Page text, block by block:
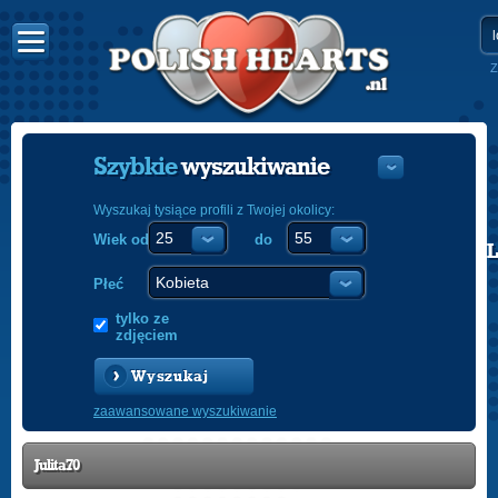
POLISH
Szybkiewyszukiwanie
Wyszukaj tysiące profili z Twojej okolicy:
Wiek od do
Płeć
tylko ze
zdjęciem
Wyszukaj
zaawansowane wyszukiwanie
Julita70